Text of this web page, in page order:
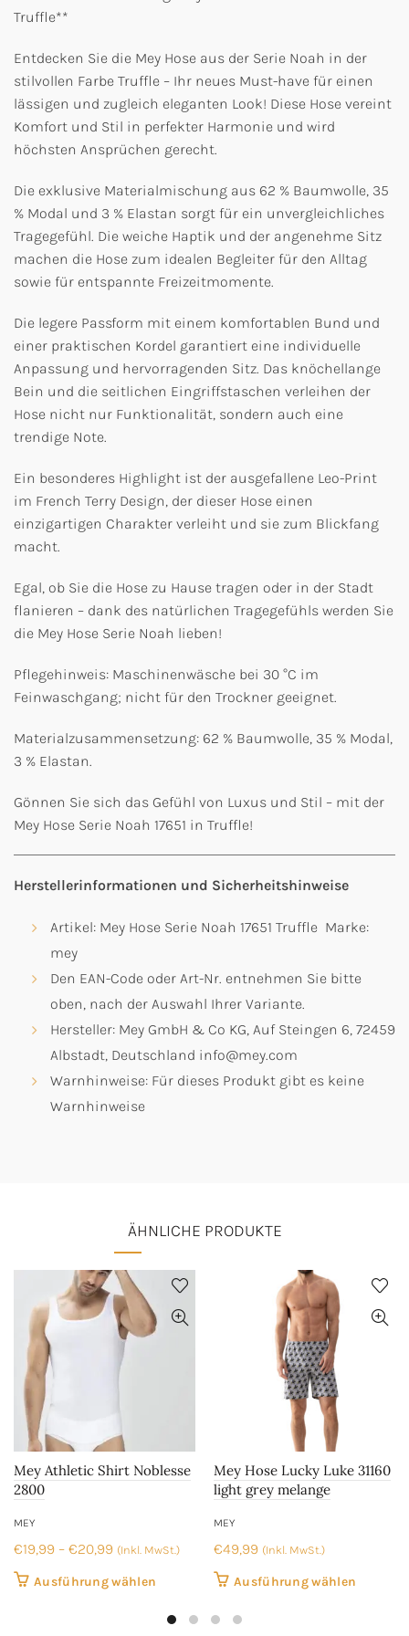
Truffle**
Entdecken Sie die Mey Hose aus der Serie Noah in der
stilvollen Farbe Truffle – Ihr neues Must-have für einen
lässigen und zugleich eleganten Look! Diese Hose vereint
Komfort und Stil in perfekter Harmonie und wird
höchsten Ansprüchen gerecht.
Die exklusive Materialmischung aus 62 % Baumwolle, 35
% Modal und 3 % Elastan sorgt für ein unvergleichliches
Tragegefühl. Die weiche Haptik und der angenehme Sitz
machen die Hose zum idealen Begleiter für den Alltag
sowie für entspannte Freizeitmomente.
Die legere Passform mit einem komfortablen Bund und
einer praktischen Kordel garantiert eine individuelle
Anpassung und hervorragenden Sitz. Das knöchellange
Bein und die seitlichen Eingriffstaschen verleihen der
Hose nicht nur Funktionalität, sondern auch eine
trendige Note.
Ein besonderes Highlight ist der ausgefallene Leo-Print
im French Terry Design, der dieser Hose einen
einzigartigen Charakter verleiht und sie zum Blickfang
macht.
Egal, ob Sie die Hose zu Hause tragen oder in der Stadt
flanieren – dank des natürlichen Tragegefühls werden Sie
die Mey Hose Serie Noah lieben!
Pflegehinweis: Maschinenwäsche bei 30 °C im
Feinwaschgang; nicht für den Trockner geeignet.
Materialzusammensetzung: 62 % Baumwolle, 35 % Modal,
3 % Elastan.
Gönnen Sie sich das Gefühl von Luxus und Stil – mit der
Mey Hose Serie Noah 17651 in Truffle!
Herstellerinformationen und Sicherheitshinweise
Artikel: Mey Hose Serie Noah 17651 Truffle Marke:
mey
Den EAN-Code oder Art-Nr. entnehmen Sie bitte
oben, nach der Auswahl Ihrer Variante.
Hersteller: Mey GmbH & Co KG, Auf Steingen 6, 72459
Albstadt, Deutschland info@mey.com
Warnhinweise: Für dieses Produkt gibt es keine
Warnhinweise
ÄHNLICHE PRODUKTE
Mey Athletic Shirt Noblesse
2800
MEY
€19,99 – €20,99Preisspanne:
(Inkl. MwSt.)
Ausführung wählen
weist
Mey Hose Lucky Luke 31160
light grey melange
MEY
€49,99 (Inkl. MwSt.)
Ausführung wählen